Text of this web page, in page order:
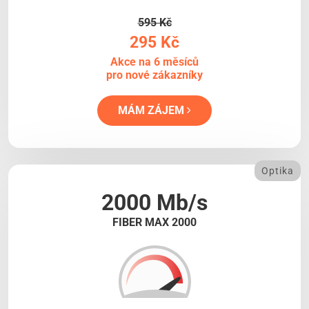
595 Kč
295 Kč
Akce na 6 měsíců
pro nové zákazníky
MÁM ZÁJEM
2000 Mb/s
FIBER MAX 2000
Optika